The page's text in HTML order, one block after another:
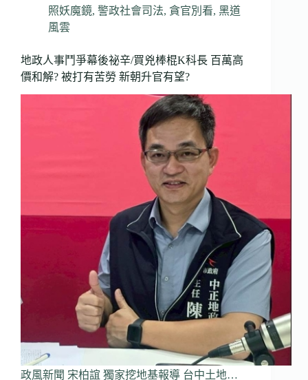
照妖魔鏡, 警政社會司法, 貪官別看, 黑道
風雲
地政人事鬥爭幕後祕辛/買兇棒棍K科長 百萬高
價和解? 被打有苦勞 新朝升官有望?
政風新聞 宋柏誼 獨家挖地基報導 台中土地…